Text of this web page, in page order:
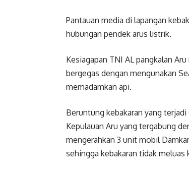
Pantauan media di lapangan
hubungan pendek arus listrik.
Kesiagapan TNI AL pangkalan
bergegas dengan mengunakan
memadamkan api.
Beruntung kebakaran yang
Kepulauan Aru yang tergabung
mengerahkan 3 unit mobil
sehingga kebakaran tidak meluas